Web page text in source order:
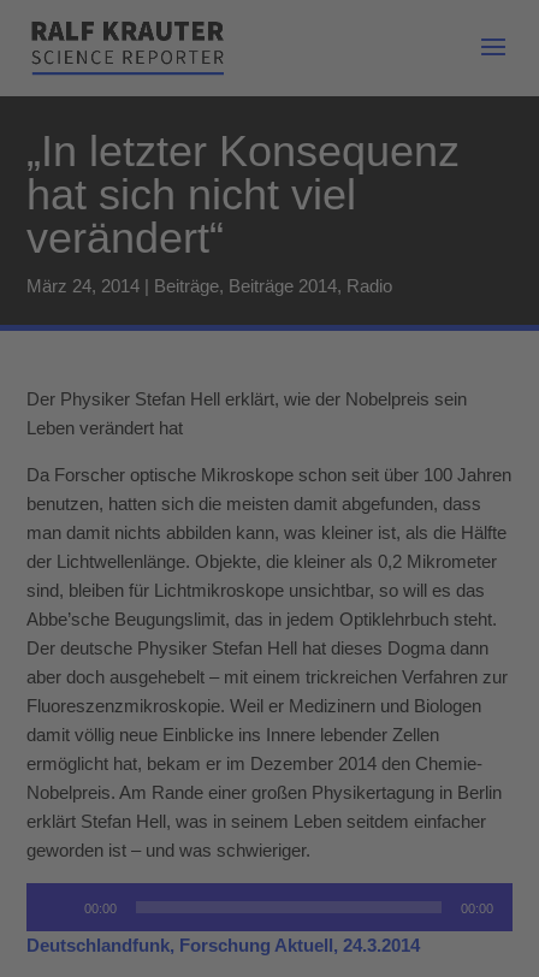
„In letzter Konsequenz
hat sich nicht viel
verändert“
März 24, 2014 | Beiträge, Beiträge 2014, Radio
Der Physiker Stefan Hell erklärt, wie der Nobelpreis sein
Leben verändert hat
Da Forscher optische Mikroskope schon seit über 100 Jahren
benutzen, hatten sich die meisten damit abgefunden, dass
man damit nichts abbilden kann, was kleiner ist, als die Hälfte
der Lichtwellenlänge. Objekte, die kleiner als 0,2 Mikrometer
sind, bleiben für Lichtmikroskope unsichtbar, so will es das
Abbe’sche Beugungslimit, das in jedem Optiklehrbuch steht.
Der deutsche Physiker Stefan Hell hat dieses Dogma dann
aber doch ausgehebelt – mit einem trickreichen Verfahren zur
Fluoreszenzmikroskopie. Weil er Medizinern und Biologen
damit völlig neue Einblicke ins Innere lebender Zellen
ermöglicht hat, bekam er im Dezember 2014 den Chemie-
Nobelpreis. Am Rande einer großen Physikertagung in Berlin
erklärt Stefan Hell, was in seinem Leben seitdem einfacher
geworden ist – und was schwieriger.
00:00 00:00
Deutschlandfunk, Forschung Aktuell, 24.3.2014